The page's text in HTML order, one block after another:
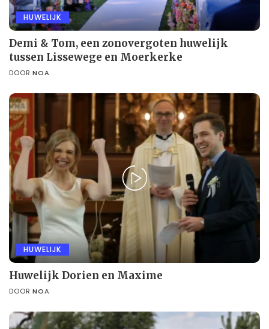
HUWELIJK
Demi & Tom, een zonovergoten huwelijk
tussen Lissewege en Moerkerke
DOOR NOA
HUWELIJK
Huwelijk Dorien en Maxime
DOOR NOA